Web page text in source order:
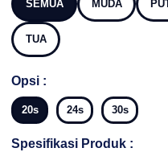
SEMUA MUDA
TUA
Opsi :
20s 24s 30s
Spesifikasi Produk :